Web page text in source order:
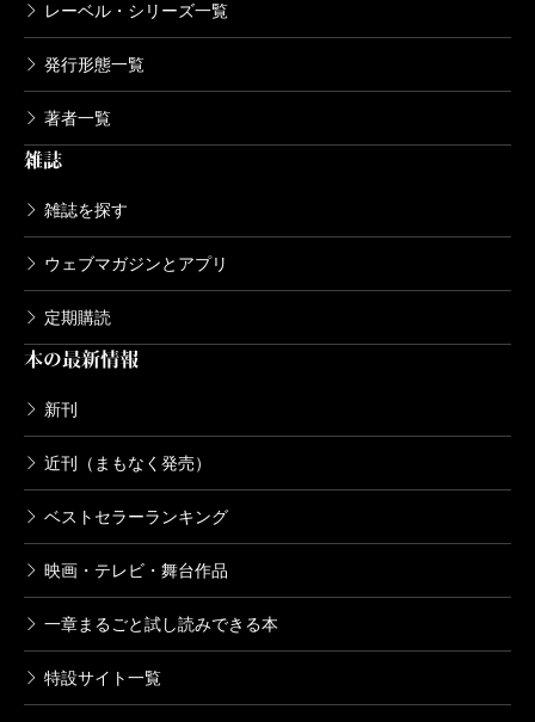
レーベル・シリーズ一覧
発行形態一覧
著者一覧
雑誌
雑誌を探す
ウェブマガジンとアプリ
定期購読
本の最新情報
新刊
近刊（まもなく発売）
ベストセラーランキング
映画・テレビ・舞台作品
一章まるごと試し読みできる本
特設サイト一覧